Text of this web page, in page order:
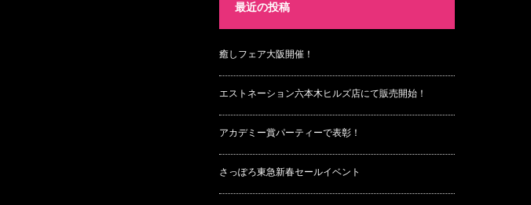
最近の投稿
癒しフェア大阪開催！
エストネーション六本木ヒルズ店にて販売開始！
アカデミー賞パーティーで表彰！
さっぽろ東急新春セールイベント